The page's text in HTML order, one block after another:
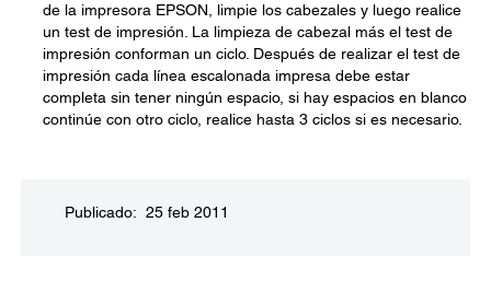
de la impresora EPSON, limpie los cabezales y luego realice
un test de impresión. La limpieza de cabezal más el test de
impresión conforman un ciclo. Después de realizar el test de
impresión cada línea escalonada impresa debe estar
completa sin tener ningún espacio, si hay espacios en blanco
continúe con otro ciclo, realice hasta 3 ciclos si es necesario.
Publicado: 25 feb 2011